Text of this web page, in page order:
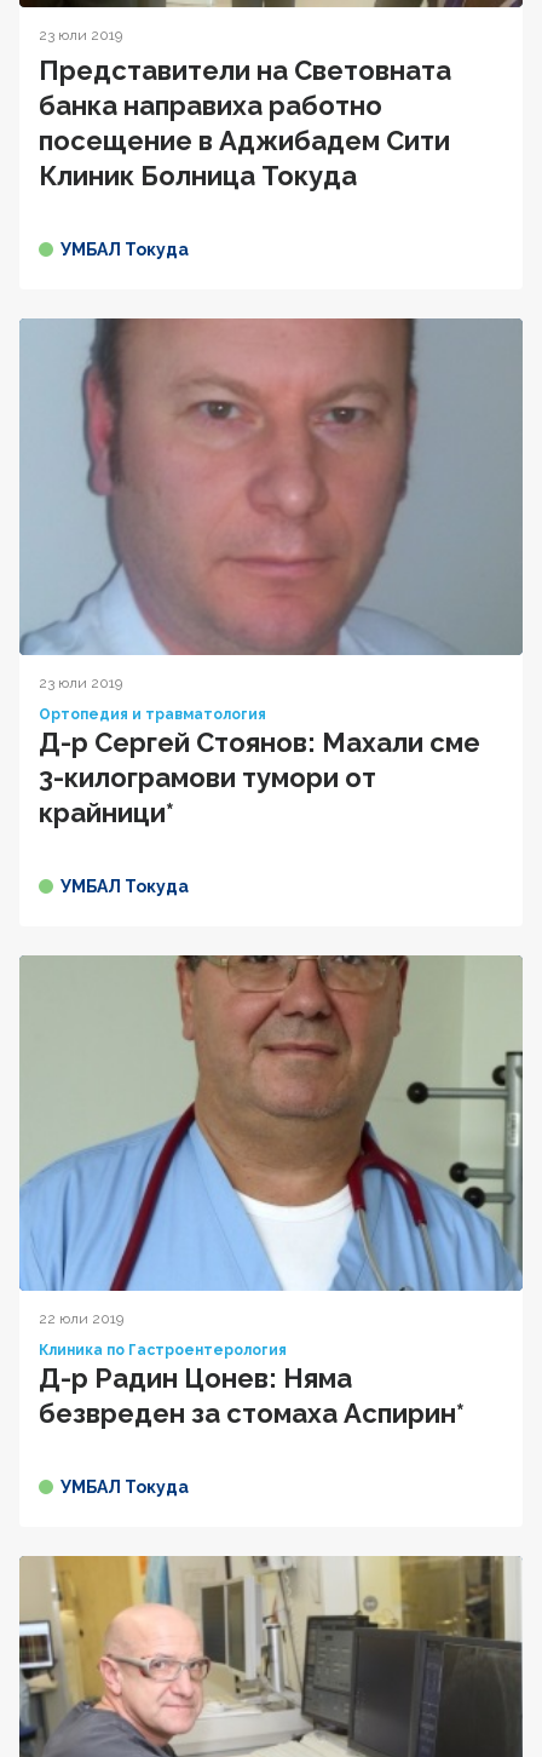
23 юли 2019
Представители на Световната
банка направиха работно
посещение в Аджибадем Сити
Клиник Болница Токуда
УМБАЛ Токуда
23 юли 2019
Ортопедия и травматология
Д-р Сергей Стоянов: Махали сме
3-килограмови тумори от
крайници*
УМБАЛ Токуда
22 юли 2019
Клиника по Гастроентерология
Д-р Радин Цонев: Няма
безвреден за стомаха Аспирин*
УМБАЛ Токуда